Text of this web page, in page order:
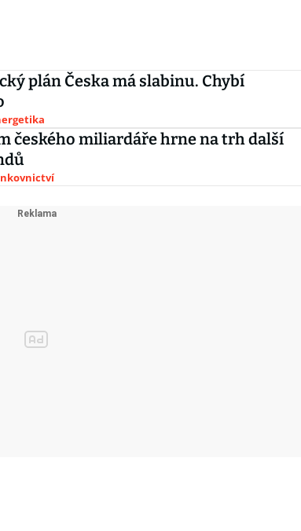
plán Česka má slabinu. Chybí
českého miliardáře hrne na trh další